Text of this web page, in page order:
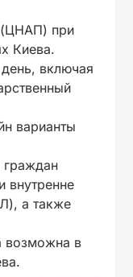
(ЦНАП) при
Киева.
включая
варианты
граждан
внутренне
а также
возможна в